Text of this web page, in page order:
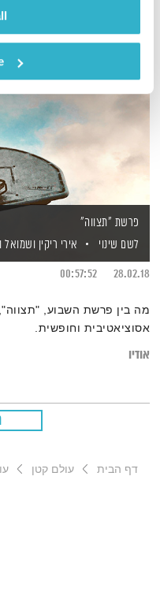
פרשת "תצווה"
לשם שינוי
אירי ריקין ושמואל
28.02.18
00:57:52
מה בין פרשת השבוע, "תצווה",
אסוציאטיבית וחופשית.
אודיו
דף הבית עולם קטן